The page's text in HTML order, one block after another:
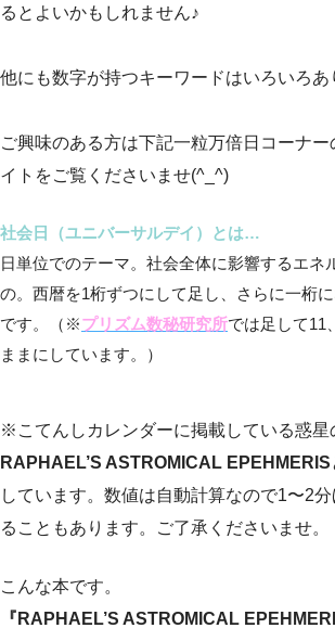
るとよいかもしれません♪
他にも数字が持つキーワードはいろいろあ
ご興味のある方は下記一粒万倍日コーナ
イトをご覧くださいませ(^_^)
社会日（ユニバーサルデイ）とは…
日単位でのテーマ。社会全体に影響するエネ
の。西暦を1桁ずつにして足し、さらに一桁
です。（※プリズム数秘研究所では足して11
ままにしています。）
※こてんしカレンダーに掲載している惑星
RAPHAEL’S ASTROMICAL EPEHMERIS
しています。数値は自動計算なので1〜2
ることもあります。ご了承くださいませ。
こんな本です。
『RAPHAEL’S ASTROMICAL